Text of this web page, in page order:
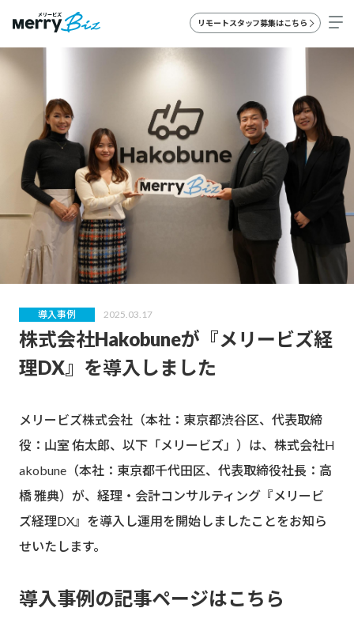
リモートスタッフ募集はこちら
導入事例 2025.03.17
株式会社Hakobuneが『メリービズ経
理DX』を導入しました
メリービズ株式会社（本社：東京都渋谷区、代表取締
役：山室 佑太郎、以下「メリービズ」）は、株式会社H
akobune（本社：東京都千代田区、代表取締役社長：高
橋 雅典）が、経理・会計コンサルティング『メリービ
ズ経理DX』を導入し運用を開始しましたことをお知ら
せいたします。
導入事例の記事ページはこちら